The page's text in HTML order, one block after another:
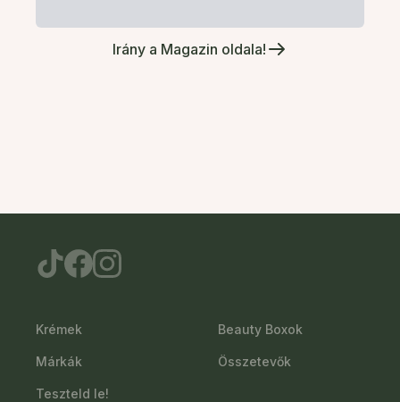
Irány a Magazin oldala!
Krémek
Márkák
Teszteld le!
Beauty Boxok
Összetevők